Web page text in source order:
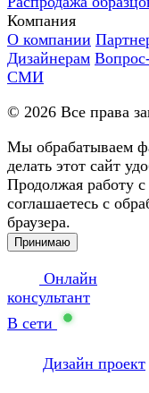
Компания
О компании
Дизайнерам
СМИ
© 2026 Все права
Мы обрабатываем
делать этот сайт
Продолжая работу
соглашаетесь с
браузера.
Принимаю
Онлайн
консультант
В сети
Дизайн проект